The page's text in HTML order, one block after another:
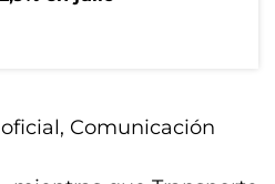
Comunicación